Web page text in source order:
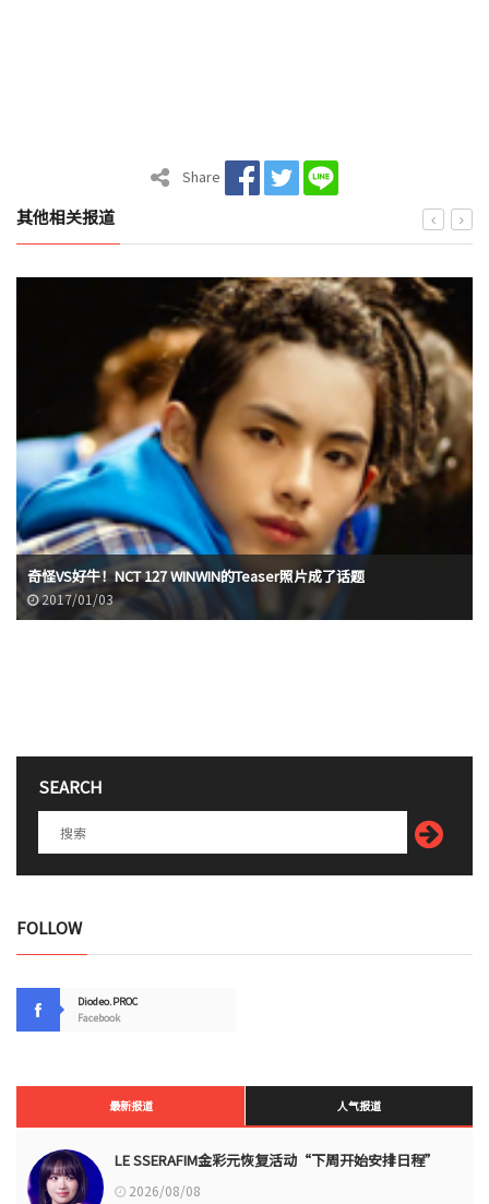
Share
其他相关报道
奇怪VS好牛！NCT 127 WINWIN的Teaser照片成了话题
2017/01/03
SEARCH
FOLLOW
Diodeo.PROC
Facebook
最新报道 人气报道
LE SSERAFIM金彩元恢复活动“下周开始安排日程”
2026/08/08